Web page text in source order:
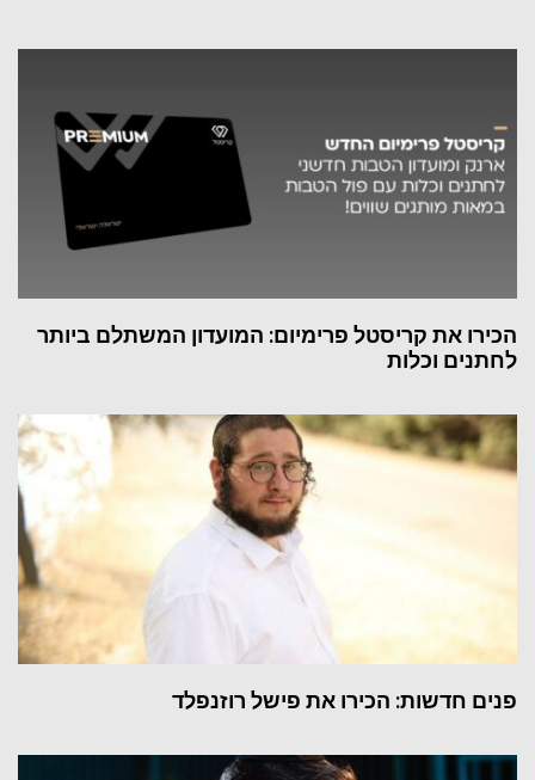
הכירו את קריסטל פרימיום: המועדון המשתלם ביותר
לחתנים וכלות
פנים חדשות: הכירו את פישל רוזנפלד